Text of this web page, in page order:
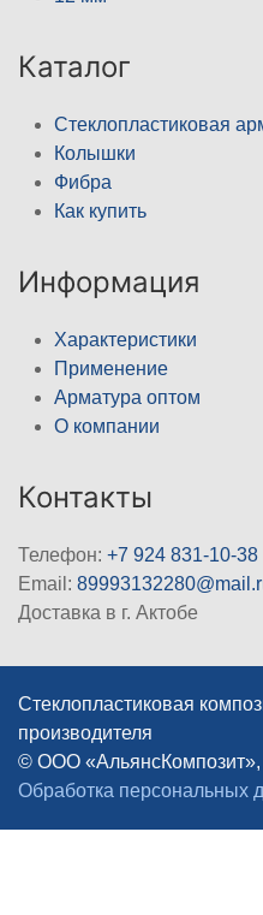
Каталог
Стеклопластиковая
Колышки
Фибра
Как купить
Информация
Характеристики
Применение
Арматура оптом
О компании
Контакты
Телефон: +7 924 831-10-38
Email:
Доставка в г. Актобе
Стеклопластиковая
производителя
© ООО «АльянсКомпозит»,
Обработка персональных